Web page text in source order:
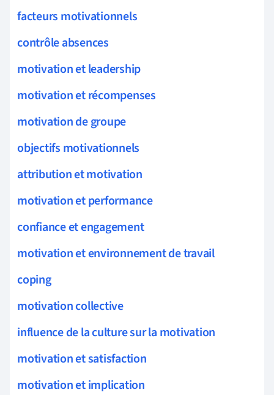
facteurs motivationnels
contrôle absences
motivation et leadership
motivation et récompenses
motivation de groupe
objectifs motivationnels
attribution et motivation
motivation et performance
confiance et engagement
motivation et environnement de travail
coping
motivation collective
influence de la culture sur la motivation
motivation et satisfaction
motivation et implication